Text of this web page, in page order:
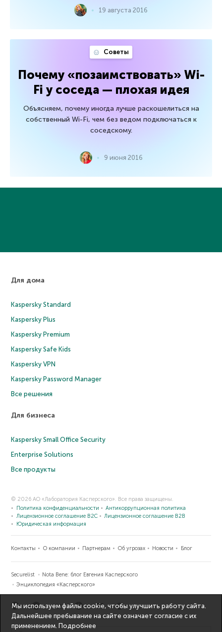
19 августа 2016
Советы
Почему «позаимствовать» Wi-
Fi у соседа — плохая идея
Объясняем, почему иногда лучше раскошелиться на
собственный Wi-Fi, чем без ведом подключаться к
соседскому.
9 июня 2016
Для дома
Kaspersky Standard
Kaspersky Plus
Kaspersky Premium
Kaspersky Safe Kids
Kaspersky VPN
Kaspersky Password Manager
Все решения
Для бизнеса
Kaspersky Small Office Security
Enterprise Solutions
Все продукты
© 2026 АО «Лаборатория Касперского». Все права защищены.
Политика конфиденциальности
Антикоррупционная политика
Лицензионное соглашение B2C
Лицензионное соглашение B2B
Юридическая информация
Контакты О компании Партнерам Об угрозах Новости Блог
Securelist
Nota Bene: блог Евгения Касперского
Энциклопедия «Касперского»
Мы используем файлы cookie, чтобы улучшить работу сайта.
Дальнейшее пребывание на сайте означает согласие с их
применением. Подробнее